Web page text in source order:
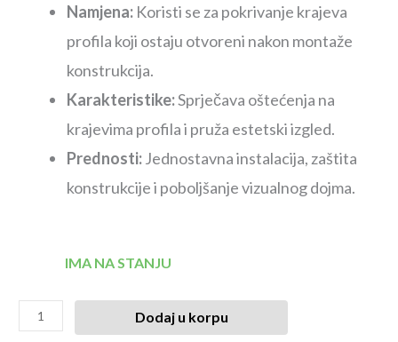
Namjena: Koristi se za pokrivanje krajeva
profila koji ostaju otvoreni nakon montaže
konstrukcija.
Karakteristike:Sprječava oštećenja na
krajevima profila i pruža estetski izgled.
Prednosti:Jednostavna instalacija, zaštita
konstrukcije i poboljšanje vizualnog dojma.
IMA NA STANJU
Dodaj u korpu